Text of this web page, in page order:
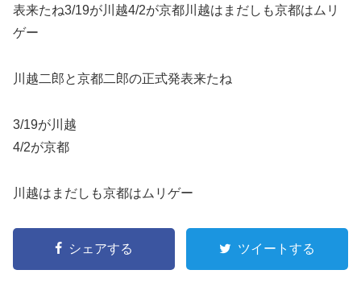
表来たね3/19が川越4/2が京都川越はまだしも京都はムリ
ゲー
川越二郎と京都二郎の正式発表来たね
3/19が川越
4/2が京都
川越はまだしも京都はムリゲー
シェアする ツイートする